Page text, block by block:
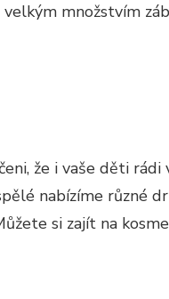
množstvím
že i vaše děti
nabízíme různé
si zajít na